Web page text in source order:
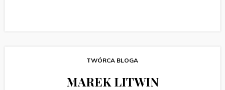
TWÓRCA BLOGA
MAREK LITWIN